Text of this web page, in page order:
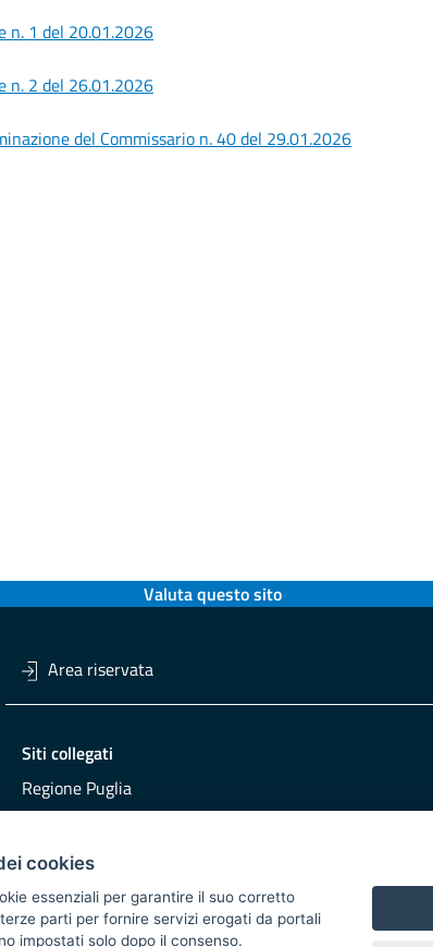
cookies
essenziali per garantire il suo corretto
parti per fornire servizi erogati da portali
impostati solo dopo il consenso.
n. 1 del 20.01.2026
n. 2 del 26.01.2026
del Commissario n. 40 del 29.01.2026
Valuta questo sito
Area riservata
Siti collegati
Regione Puglia
DMS Puglia
Buy Puglia